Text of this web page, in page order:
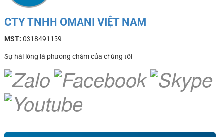
CTY TNHH OMANI VIỆT NAM
MST: 0318491159
Sự hài lòng là phương châm của chúng tôi